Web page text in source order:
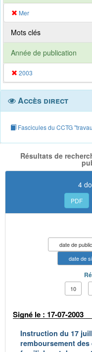
Mer
Mots clés
Année de publication
2003
Accès direct
Fascicules du CCTG
Résultats de
4
PDF
date de
date de
10
Signé le : 17-07-2003
Instruction du 17
remboursement